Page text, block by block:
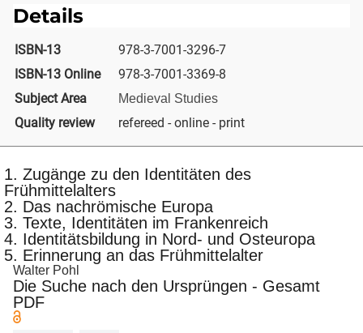
Details
ISBN-13
978-3-7001-3296-7
ISBN-13 Online
978-3-7001-3369-8
Subject Area
Medieval Studies
Quality review refereed - online - print
1. Zugänge zu den Identitäten des
Frühmittelalters
2. Das nachrömische Europa
3. Texte, Identitäten im Frankenreich
4. Identitätsbildung in Nord- und Osteuropa
5. Erinnerung an das Frühmittelalter
Walter Pohl
Die Suche nach den Ursprüngen - Gesamt
PDF